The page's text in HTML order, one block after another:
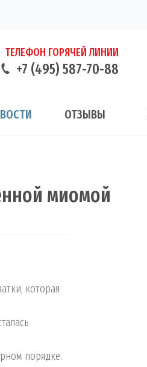
ТЕЛЕФОН ГОРЯЧЕЙ ЛИНИИ
+7 (495) 587-70-88
ОТЗЫВЫ
миомой
которая
порядке.